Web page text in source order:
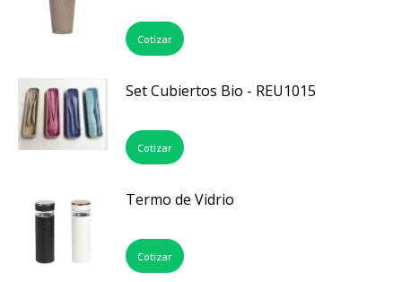
Cotizar
Set Cubiertos Bio - REU1015
Cotizar
Termo de Vidrio
Cotizar